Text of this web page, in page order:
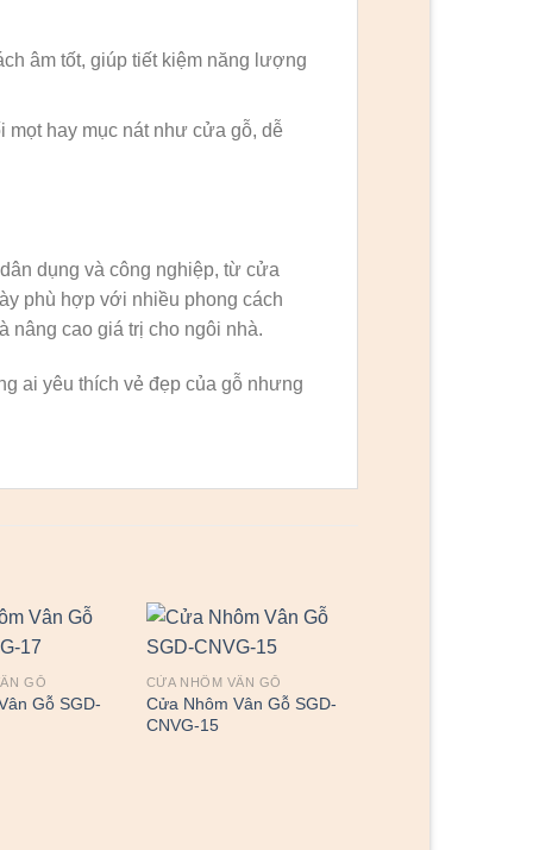
âm tốt, giúp tiết kiệm năng lượng
mọt hay mục nát như cửa gỗ, dễ
dụng và công nghiệp, từ cửa
phù hợp với nhiều phong cách
nâng cao giá trị cho ngôi nhà.
ai yêu thích vẻ đẹp của gỗ nhưng
GỖ
Gỗ SGD-
CỬA NHÔM VÂN GỖ
Cửa Nhôm Vân Gỗ SGD-
CNVG-15